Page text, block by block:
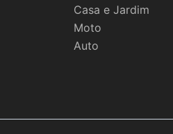
Casa e Jardim
Moto
Auto